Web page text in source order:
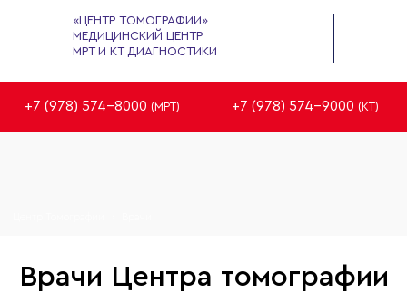
«ЦЕНТР ТОМОГРАФИИ»
МЕДИЦИНСКИЙ ЦЕНТР
МРТ И КТ ДИАГНОСТИКИ
+7 (978) 574-8000 (МРТ) +7 (978) 574-9000 (КТ)
Врачи Центра томографии